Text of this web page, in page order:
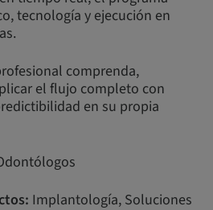
tecnología y ejecución en
comprenda,
el flujo completo con
en su propia
Implantología, Soluciones